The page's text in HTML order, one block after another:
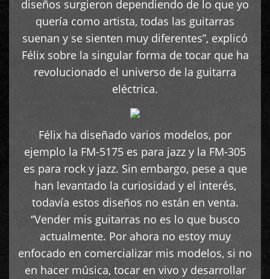
diseños surgieron dependiendo de lo que yo
quería como artista, todas las guitarras
suenan y se sienten muy diferentes”, explicó
Félix sobre la singular forma de tocar que ha
revolucionado el universo de la guitarra
eléctrica.
Félix ha diseñado varios modelos, por
ejemplo la FM-5175 es para jazz y la FM-305
es para rock y jazz. Sin embargo, pese a que
han levantado la curiosidad y el interés,
todavía estos diseños no están en venta.
“Vender mis guitarras no es lo que busco
actualmente. Por ahora no estoy muy
enfocado en comercializar mis modelos, si no
en hacer música, tocar en vivo y desarrollar